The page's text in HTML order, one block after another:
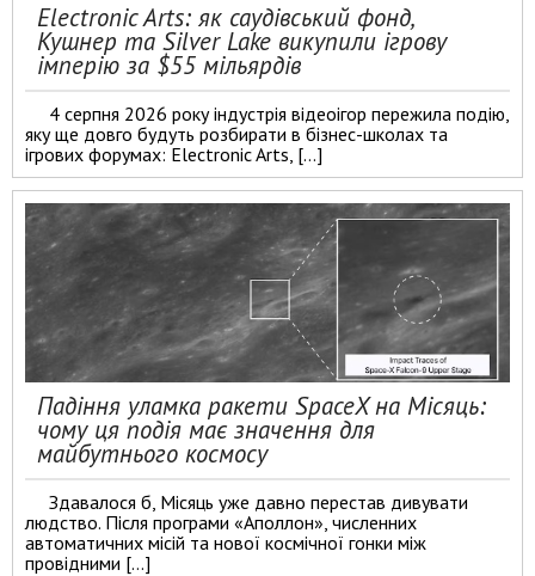
Electronic Arts: як саудівський фонд,
Кушнер та Silver Lake викупили ігрову
імперію за $55 мільярдів
4 серпня 2026 року індустрія відеоігор пережила подію,
яку ще довго будуть розбирати в бізнес-школах та
ігрових форумах: Electronic Arts, […]
Падіння уламка ракети SpaceX на Місяць:
чому ця подія має значення для
майбутнього космосу
Здавалося б, Місяць уже давно перестав дивувати
людство. Після програми «Аполлон», численних
автоматичних місій та нової космічної гонки між
провідними […]